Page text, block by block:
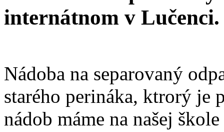
internátnom v Lučenci.
Nádoba na separovaný
starého perináka, ktrorý je
nádob máme na našej